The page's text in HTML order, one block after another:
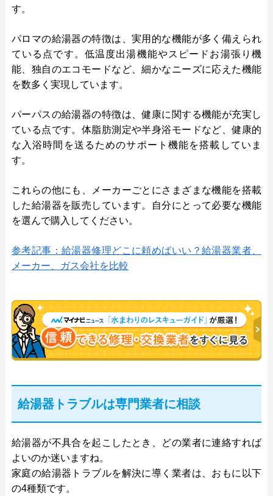
す。
パロマの給湯器の特徴は、実用的な機能が多く備えられ
ている点です。低温度出湯機能やスピードお湯張り機
能、独自のエコモードなど、細かなニーズに応えた機能
を数多く実現しています。
パーパスの給湯器の特徴は、健康に関する機能が充実し
ている点です。体脂肪測定や半身浴モードなど、健康的
な入浴時間を送るためのサポート機能を搭載していま
す。
これらの他にも、メーカーごとにさまざまな機能を搭載
した給湯器を販売しています。自分にとって必要な機能
を選んで購入してください。
参考記事：給湯器修理どこに頼めばいい？給湯器業者、
メーカー、ガス会社を比較
給湯器トラブルは専門業者に相談
給湯器が不具合を起こしたとき、どの業者に連絡すれば
よいのか迷いますね。
家庭の給湯器トラブルを解決に導く業者は、おもに以下
の4種類です。